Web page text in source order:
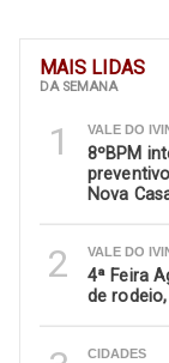
MAIS LIDAS
DA SEMANA
1 VALE DO
8ºBPM
Nova
2 VALE DO
4ª Feira
de
CIDADES